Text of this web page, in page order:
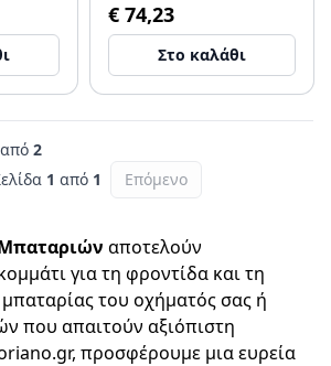
€ 74,23
Στο καλάθι
από 2
1 από 1 Επόμενο
αποτελούν
για τη φροντίδα και τη
του οχήματός σας ή
που απαιτούν αξιόπιστη
προσφέρουμε μια ευρεία